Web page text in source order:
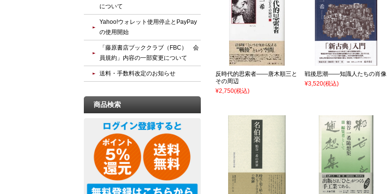
反時代的思索者――唐木順三と
その周辺
¥2,750(税込)
戦後思潮――知識人たちの肖像
¥3,520(税込)
について
Yahoo!ウォレット使用停止とPayPay
の使用開始
「藤原書店ブッククラブ（FBC） 会
員規約」内容の一部変更について
送料・手数料改定のお知らせ
商品検索